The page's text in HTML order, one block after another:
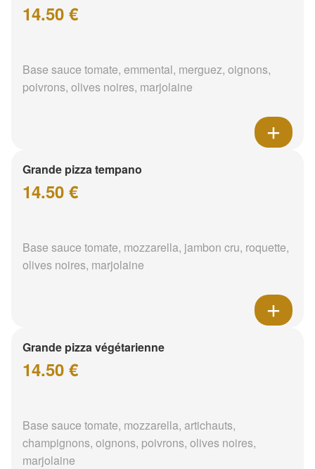
14.50 €
Base sauce tomate, emmental, merguez, oignons,
poivrons, olives noires, marjolaine
Grande pizza tempano
14.50 €
Base sauce tomate, mozzarella, jambon cru, roquette,
olives noires, marjolaine
Grande pizza végétarienne
14.50 €
Base sauce tomate, mozzarella, artichauts,
champignons, oignons, poivrons, olives noires,
marjolaine